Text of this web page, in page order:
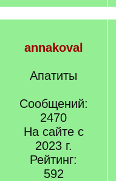
annakoval
Апатиты
Сообщений:
2470
На сайте с
2023 г.
Рейтинг:
592